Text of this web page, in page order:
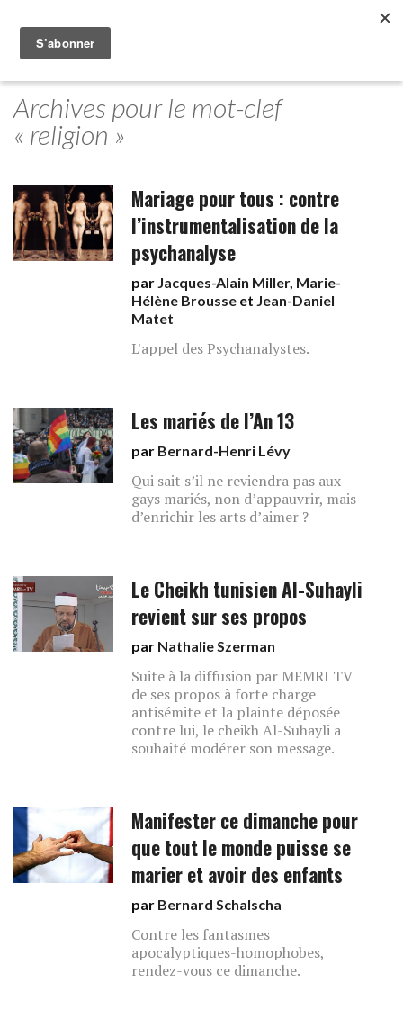
Archives pour le mot-clef
« religion »
Mariage pour tous : contre
l’instrumentalisation de la
psychanalyse
par Jacques-Alain Miller, Marie-
Hélène Brousse et Jean-Daniel
Matet
L'appel des Psychanalystes.
Les mariés de l’An 13
par Bernard-Henri Lévy
Qui sait s’il ne reviendra pas aux
gays mariés, non d’appauvrir, mais
d’enrichir les arts d’aimer ?
Le Cheikh tunisien Al-Suhayli
revient sur ses propos
par Nathalie Szerman
Suite à la diffusion par MEMRI TV
de ses propos à forte charge
antisémite et la plainte déposée
contre lui, le cheikh Al-Suhayli a
souhaité modérer son message.
Manifester ce dimanche pour
que tout le monde puisse se
marier et avoir des enfants
par Bernard Schalscha
Contre les fantasmes
apocalyptiques-homophobes,
rendez-vous ce dimanche.